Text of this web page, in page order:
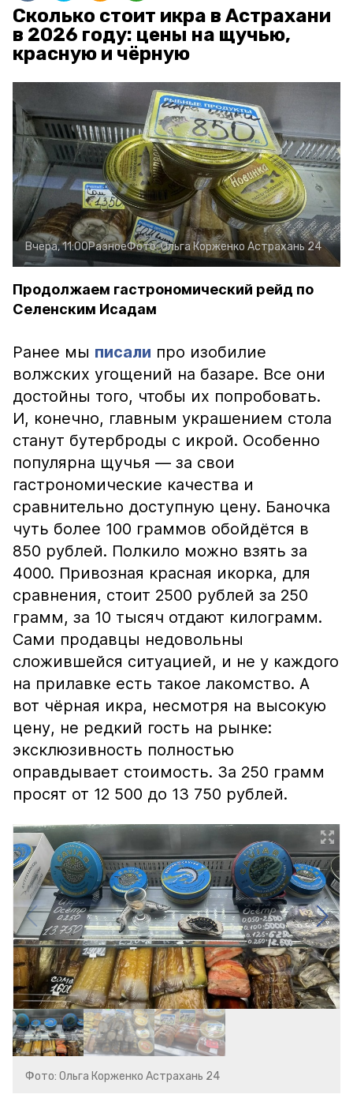
Сколько стоит икра в Астрахани
в 2026 году: цены на щучью,
красную и чёрную
Вчера, 11:00РазноеФото:Ольга Корженко Астрахань 24
Продолжаем гастрономический рейд по
Селенским Исадам
Ранее мы писали про изобилие
волжских угощений на базаре. Все они
достойны того, чтобы их попробовать.
И, конечно, главным украшением стола
станут бутерброды с икрой. Особенно
популярна щучья — за свои
гастрономические качества и
сравнительно доступную цену. Баночка
чуть более 100 граммов обойдётся в
850 рублей. Полкило можно взять за
4000. Привозная красная икорка, для
сравнения, стоит 2500 рублей за 250
грамм, за 10 тысяч отдают килограмм.
Сами продавцы недовольны
сложившейся ситуацией, и не у каждого
на прилавке есть такое лакомство. А
вот чёрная икра, несмотря на высокую
цену, не редкий гость на рынке:
эксклюзивность полностью
оправдывает стоимость. За 250 грамм
просят от 12 500 до 13 750 рублей.
Фото: Ольга Корженко Астрахань 24